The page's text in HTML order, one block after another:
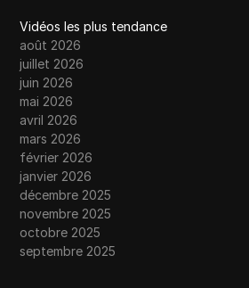
Vidéos les plus tendance
août 2026
juillet 2026
juin 2026
mai 2026
avril 2026
mars 2026
février 2026
janvier 2026
décembre 2025
novembre 2025
octobre 2025
septembre 2025